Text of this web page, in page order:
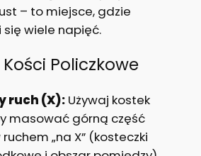
– to miejsce, gdzie
wiele napięć.
Kości Policzkowe
ruch (X):Używaj kostek
masować górną część
„na X” (kosteczki